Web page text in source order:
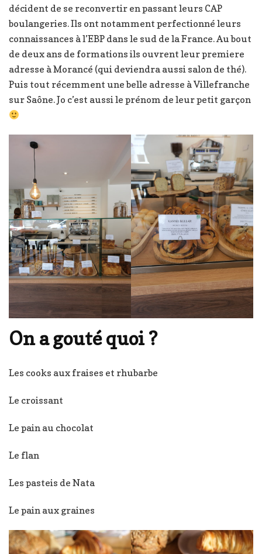
décident de se reconvertir en passant leurs CAP
boulangeries. Ils ont notamment perfectionné leurs
connaissances à l’EBP dans le sud de la France. Au bout
de deux ans de formations ils ouvrent leur premiere
adresse à Morancé (qui deviendra aussi salon de thé).
Puis tout récemment une belle adresse à Villefranche
sur Saône. Jo c’est aussi le prénom de leur petit garçon
On a gouté quoi ?
Les cooks aux fraises et rhubarbe
Le croissant
Le pain au chocolat
Le flan
Les pasteis de Nata
Le pain aux graines